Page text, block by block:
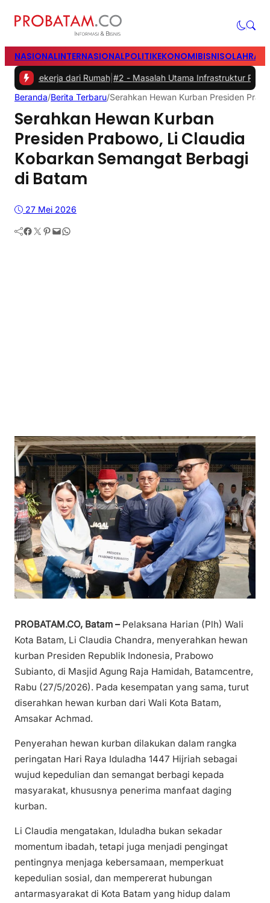
NASIONALINTERNASIONALPOLITIKEKONOMIBISNIS
dari Rumah|#2 -Masalah Utama Infrastruktur Pengisian
Beranda/Berita Terbaru/Serahkan Hewan Kurban Presiden
Serahkan Hewan Kurban
Presiden Prabowo, Li Claudia
Kobarkan Semangat Berbagi
di Batam
27 Mei 2026
Facebook Twitter Pinterest Mail WhatsApp
PROBATAM.CO, Batam – Pelaksana Harian (Plh) Wali
Kota Batam, Li Claudia Chandra, menyerahkan hewan
kurban Presiden Republik Indonesia, Prabowo
Subianto, di Masjid Agung Raja Hamidah, Batamcentre,
Rabu (27/5/2026). Pada kesempatan yang sama, turut
diserahkan hewan kurban dari Wali Kota Batam,
Amsakar Achmad.
Penyerahan hewan kurban dilakukan dalam rangka
peringatan Hari Raya Iduladha 1447 Hijriah sebagai
wujud kepedulian dan semangat berbagi kepada
masyarakat, khususnya penerima manfaat daging
kurban.
Li Claudia mengatakan, Iduladha bukan sekadar
momentum ibadah, tetapi juga menjadi pengingat
pentingnya menjaga kebersamaan, memperkuat
kepedulian sosial, dan mempererat hubungan
antarmasyarakat di Kota Batam yang hidup dalam